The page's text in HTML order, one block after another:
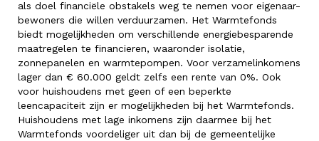
als doel financiële obstakels weg te nemen voor eigenaar-
bewoners die willen verduurzamen. Het Warmtefonds
biedt mogelijkheden om verschillende energiebesparende
maatregelen te financieren, waaronder isolatie,
zonnepanelen en warmtepompen. Voor verzamelinkomens
lager dan € 60.000 geldt zelfs een rente van 0%. Ook
voor huishoudens met geen of een beperkte
leencapaciteit zijn er mogelijkheden bij het Warmtefonds.
Huishoudens met lage inkomens zijn daarmee bij het
Warmtefonds voordeliger uit dan bij de gemeentelijke